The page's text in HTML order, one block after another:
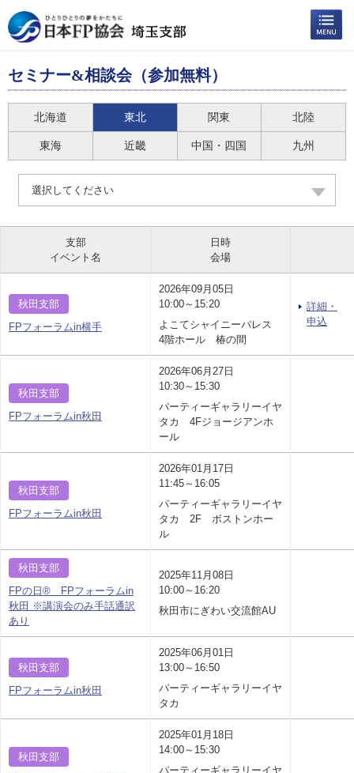
セミナー&相談会（参加無料）
北海道 東北 関東 北陸
東海 近畿 中国・四国 九州
選択してください
支部
イベント名
日時
会場
秋田支部
FPフォーラムin横手
2026年09月05日
10:00～15:20
よこてシャイニーパレス
4階ホール 椿の間
詳細・
申込
秋田支部
FPフォーラムin秋田
2026年06月27日
10:30～15:30
パーティーギャラリーイヤ
タカ 4Fジョージアンホ
ール
秋田支部
FPフォーラムin秋田
2026年01月17日
11:45～16:05
パーティーギャラリーイヤ
タカ 2F ボストンホー
ル
秋田支部
FPの日® FPフォーラムin
秋田 ※講演会のみ手話通訳
あり
2025年11月08日
10:00～16:20
秋田市にぎわい交流館AU
秋田支部
FPフォーラムin秋田
2025年06月01日
13:00～16:50
パーティーギャラリーイヤ
タカ
秋田支部
2025年01月18日
14:00～15:30
パーティーギャラリーイヤ